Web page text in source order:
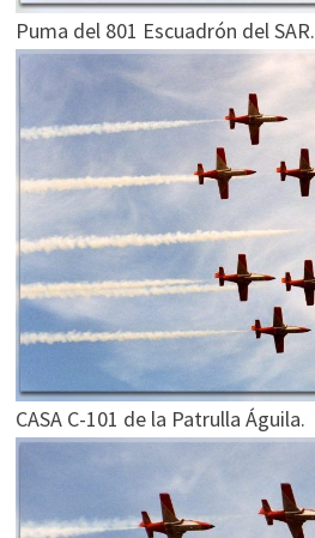
Puma del 801 Escuadrón del SAR.
CASA C-101 de la Patrulla Águila.